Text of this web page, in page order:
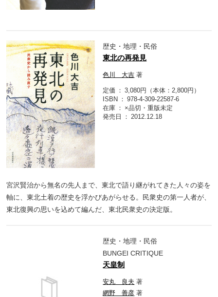
歴史・地理・民俗
東北の再発見
色川 大吉 著
定価
3,080円（本体：2,800円）
ISBN
978-4-309-22587-6
在庫
×品切・重版未定
発売日
2012.12.18
宮沢賢治から無名の先人まで、東北で語り継がれてきた人々の姿を
軸に、東北土着の歴史を浮かびあがらせる。民衆史の第一人者が、
東北復興の思いを込めて編んだ、東北民衆史の決定版。
歴史・地理・民俗
BUNGEI CRITIQUE
天皇制
安丸 良夫 著
網野 善彦 著